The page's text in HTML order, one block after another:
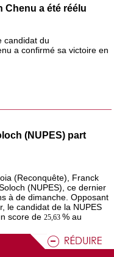
Chenu a été réélu
candidat du
a confirmé sa victoire en
(NUPES) part
(Reconquête), Franck
(NUPES), ce dernier
à de dimanche. Opposant
le candidat de la NUPES
score de25,63% au